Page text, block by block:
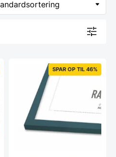
SPAR OP TIL 46%